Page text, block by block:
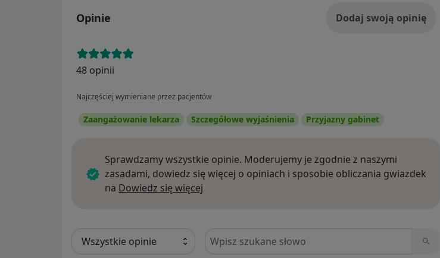
Opinie Dodaj swoją opinię
48 opinii
Najczęściej wymieniane przez pacjentów
Zaangażowanie lekarza Szczegółowe wyjaśnienia Przyjazny gabinet
Sprawdzamy wszystkie opinie. Moderujemy je zgodnie z naszymi
zasadami, dowiedz się więcej o opiniach i sposobie obliczania gwiazdek
na Dowiedz się więcej
Szukaj w opiniach